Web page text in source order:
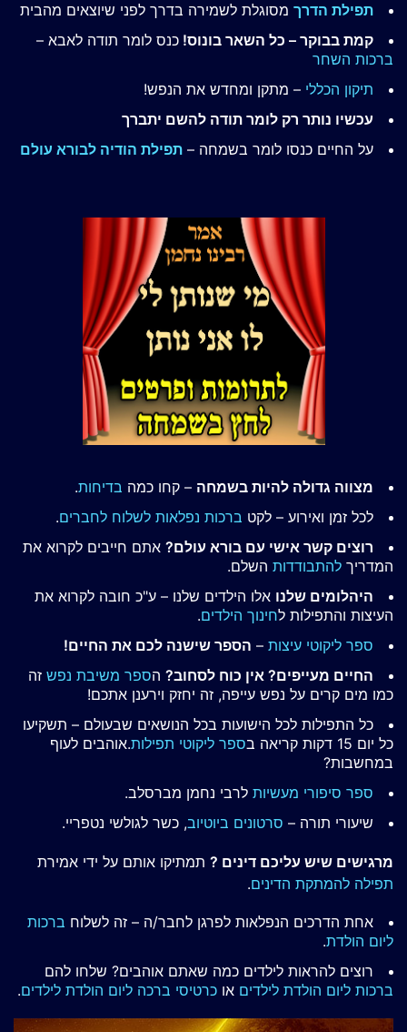
תפילת הדרך מסוגלת לשמירה בדרך לפני שיוצאים מהבית
קמת בבוקר – כל השאר בונוס! כנס לומר תודה לאבא –
ברכות השחר
תיקון הכללי – מתקן ומחדש את הנפש!
עכשיו נותר רק לומר תודה להשם יתברך
על החיים כנסו לומר בשמחה – תפילת הודיה לבורא עולם
מצווה גדולה להיות בשמחה – קחו כמה בדיחות.
לכל זמן ואירוע – לקט ברכות נפלאות לשלוח לחברים.
רוצים קשר אישי עם בורא עולם? אתם חייבים לקרוא את
המדריך להתבודדות השלם.
היהלומים שלנו אלו הילדים שלנו – ע"כ חובה לקרוא את
העיצות והתפילות לחינוך הילדים.
ספר ליקוטי עיצות – הספר שישנה לכם את החיים!
החיים מעייפים? אין כוח לסחוב? הספר משיבת נפש זה
כמו מים קרים על נפש עייפה, זה יחזק וירענן אתכם!
כל התפילות לכל הישועות בכל הנושאים שבעולם – תשקיעו
כל יום 15 דקות קריאה ב
ספר ליקוטי תפילות.אוהבים לעוף
במחשבות?
ספר סיפורי מעשיות לרבי נחמן מברסלב.
שיעורי תורה – סרטונים ביוטיוב, כשר לגולשי נטפריי.
מרגישים שיש עליכם דינים ? תמתיקו אותם על ידי אמירת
תפילה להמתקת הדינים.
אחת הדרכים הנפלאות לפרגן לחבר/ה – זה לשלוח ברכות
ליום הולדת.
רוצים להראות לילדים כמה שאתם אוהבים? שלחו להם
ברכות ליום הולדת לילדים או כרטיסי ברכה ליום הולדת לילדים.